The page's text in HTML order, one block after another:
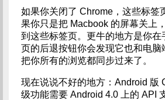
如果你关闭了 Chrome，这些标签
果你只是把 Macbook 的屏幕关上
到这些标签页。更牛的地方是你在
页的后退按钮你会发现它也和电脑
把你所有的浏览都同步过来了。
现在说说不好的地方：Android 版
级功能需要 Android 4.0 上的 API